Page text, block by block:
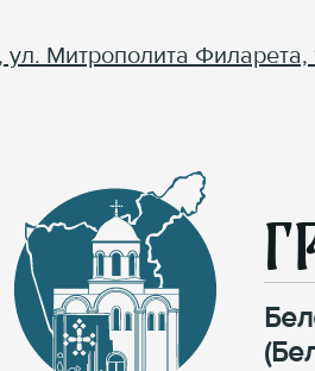
ул. Митрополита Филарета,